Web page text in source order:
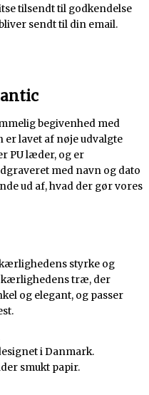
tilsendt til godkendelse
sendt til din email.
begivenhed med
lavet af nøje udvalgte
PU læder, og er
med navn og dato
ud af, hvad der gør vores
styrke og
kærlighedens træ, der
og elegant, og passer
i Danmark.
smukt papir.